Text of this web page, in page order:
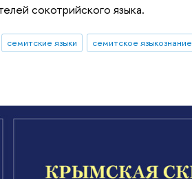
сокотрийского языка.
семитские языки семитское языкознание